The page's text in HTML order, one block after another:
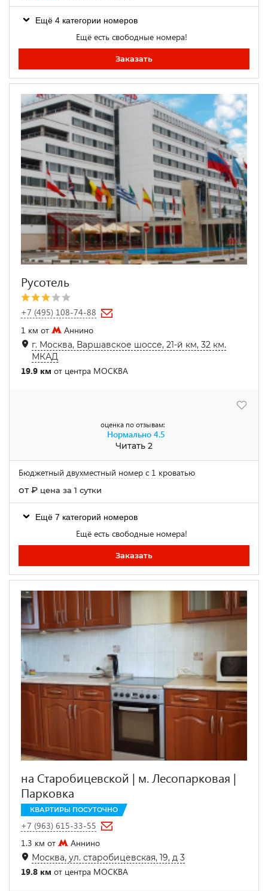
Ещё 4 категории номеров
Ещё есть свободные номера!
Заказать
Русотель
+7 (495) 108-74-88
1 км от
Аннино
г. Москва, Варшавское шоссе, 21-й км, 32 км.
МКАД
19.9 км от центра МОСКВА
оценка по отзывам:
Нормально 4.5
Читать 2
Бюджетный двухместный номер с 1 кроватью
от₽ цена за 1 сутки
Ещё 7 категорий номеров
Ещё есть свободные номера!
Заказать
на Старобицевской | м. Лесопарковая |
Парковка
КВАРТИРЫ ПОСУТОЧНО
+7 (963) 615-33-55
1.3 км от
Аннино
Москва, ул. старобицевская, 19, д 3
19.8 км от центра МОСКВА